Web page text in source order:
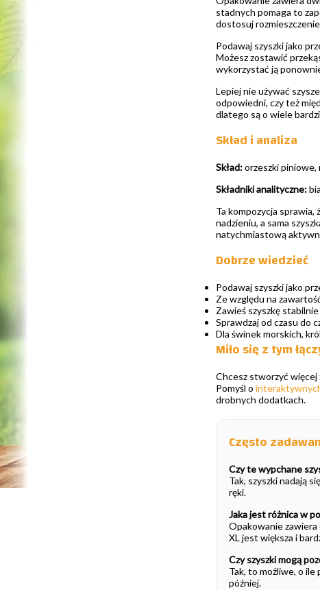
stadnych pomaga to
dostosuj
Podawaj szyszki jako
Możesz zostawić
wykorzystać ją
Lepiej nie używać
odpowiedni, czy też
dlatego są o wiele
Skład i analiza
Skład:orzeszki piniowe,
Składniki analityczne:
Ta kompozycja sprawia,
nadzieniu, a sama
natychmiastową
Dobrze wiedzieć
Podawaj szyszki jako
Ze względu na
Zawieś szyszkę
Sprawdzaj od czasu do
Dla świnek morskich,
Miło się z tym
Chcesz stworzyć więcej
Pomyśl o
drobnych dodatkach.
Często
Czy te wypchane
Tak, szyszki nadają
ręki.
Jaka jest różnica w
Opakowanie zawiera
XL jest większa i
Czy szyszki mogą
Tak, to możliwe, o
później.